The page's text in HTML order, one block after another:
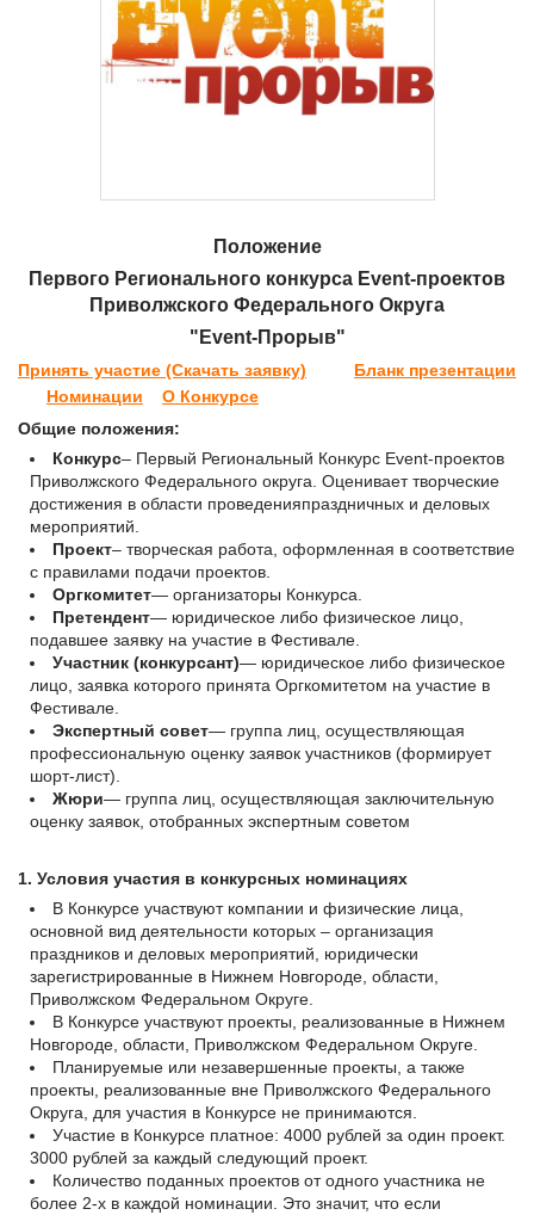
Положение
Первого Регионального конкурса Event-проектов
Приволжского Федерального Округа
"Event-Прорыв"
Принять участие (Скачать заявку)
Бланк презентации
Номинации
О Конкурсе
Общие положения:
Конкурс– Первый Региональный Конкурс Event-проектов
Приволжского Федерального округа. Оценивает творческие
достижения в области проведенияпраздничных и деловых
мероприятий.
Проект– творческая работа, оформленная в соответствие
с правилами подачи проектов.
Оргкомитет— организаторы Конкурса.
Претендент— юридическое либо физическое лицо,
подавшее заявку на участие в Фестивале.
Участник (конкурсант)— юридическое либо физическое
лицо, заявка которого принята Оргкомитетом на участие в
Фестивале.
Экспертный совет— группа лиц, осуществляющая
профессиональную оценку заявок участников (формирует
шорт-лист).
Жюри— группа лиц, осуществляющая заключительную
оценку заявок, отобранных экспертным советом
1. Условия участия в конкурсных номинациях
В Конкурсе участвуют компании и физические лица,
основной вид деятельности которых – организация
праздников и деловых мероприятий, юридически
зарегистрированные в Нижнем Новгороде, области,
Приволжском Федеральном Округе.
В Конкурсе участвуют проекты, реализованные в Нижнем
Новгороде, области, Приволжском Федеральном Округе.
Планируемые или незавершенные проекты, а также
проекты, реализованные вне Приволжского Федерального
Округа, для участия в Конкурсе не принимаются.
Участие в Конкурсе платное: 4000 рублей за один проект.
3000 рублей за каждый следующий проект.
Количество поданных проектов от одного участника не
более 2-х в каждой номинации. Это значит, что если